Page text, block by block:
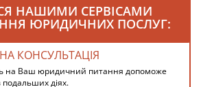
НАШИМИ СЕРВІСАМИ
ЮРИДИЧНИХ ПОСЛУГ:
КОНСУЛЬТАЦІЯ
на Ваш юридичний питання допоможе
подальших діях.